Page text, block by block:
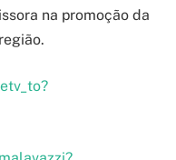
na promoção da